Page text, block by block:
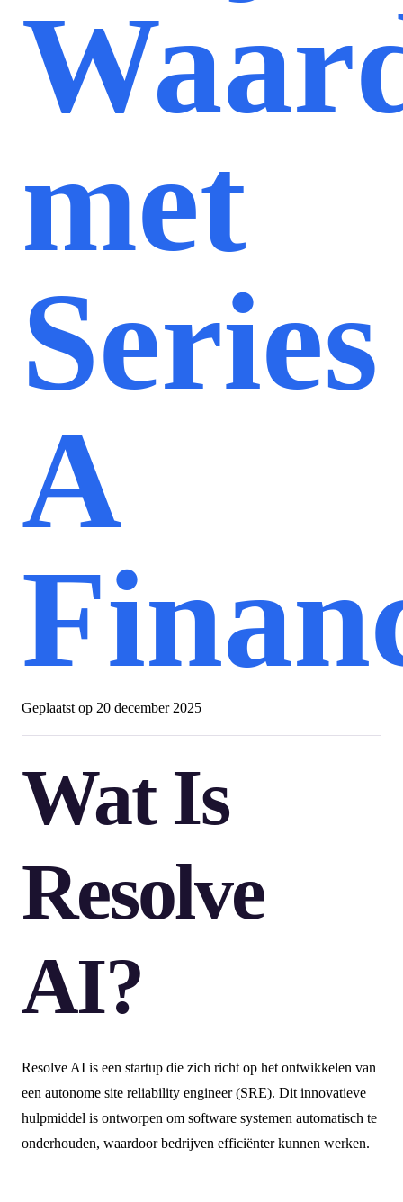
met
Series
A
Geplaatst op 20 december 2025
Wat Is
Resolve
AI?
Resolve AI is een startup die zich richt op het ontwikkelen van
een autonome site reliability engineer (SRE). Dit innovatieve
hulpmiddel is ontworpen om software systemen automatisch te
onderhouden, waardoor bedrijven efficiënter kunnen werken.